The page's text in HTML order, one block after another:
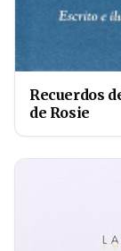
Recuerdos
de Rosie